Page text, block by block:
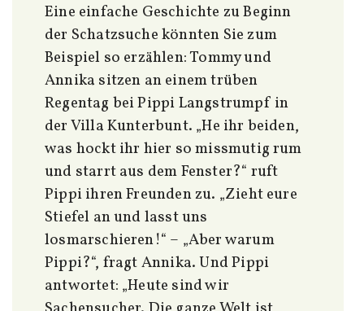
Eine einfache Geschichte zu Beginn
der Schatzsuche könnten Sie zum
Beispiel so erzählen: Tommy und
Annika sitzen an einem trüben
Regentag bei Pippi Langstrumpf in
der Villa Kunterbunt. „He ihr beiden,
was hockt ihr hier so missmutig rum
und starrt aus dem Fenster?“ ruft
Pippi ihren Freunden zu. „Zieht eure
Stiefel an und lasst uns
losmarschieren!“ – „Aber warum
Pippi?“, fragt Annika. Und Pippi
antwortet: „Heute sind wir